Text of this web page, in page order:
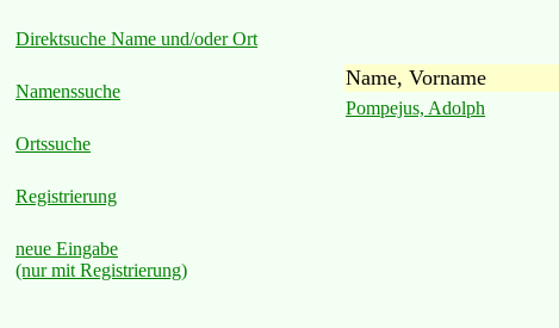
Direktsuche Name und/oder Ort
Namenssuche
Ortssuche
Registrierung
neue Eingabe
(nur mit Registrierung)
Name, Vorname
Pompejus, Adolph